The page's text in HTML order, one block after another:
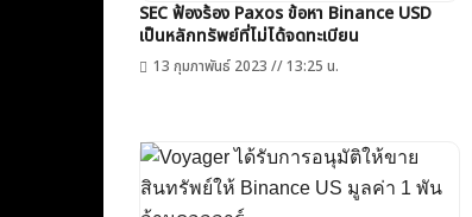
SEC ฟ้องร้อง Paxos ข้อหา Binance USD
เป็นหลักทรัพย์ที่ไม่ได้จดทะเบียน
13 กุมภาพันธ์ 2023 // 13:25 น.